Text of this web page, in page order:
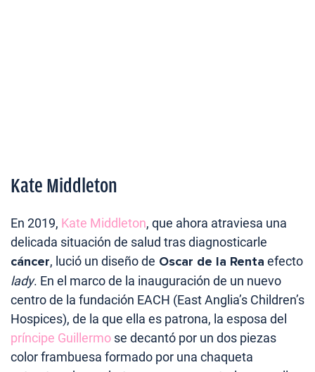
Kate Middleton
En 2019, Kate Middleton, que ahora atraviesa una
delicada situación de salud tras diagnosticarle
cáncer, lució un diseño de Oscar de la Renta efecto
lady. En el marco de la inauguración de un nuevo
centro de la fundación EACH (East Anglia’s Children’s
Hospices), de la que ella es patrona, la esposa del
príncipe Guillermo se decantó por un dos piezas
color frambuesa formado por una chaqueta